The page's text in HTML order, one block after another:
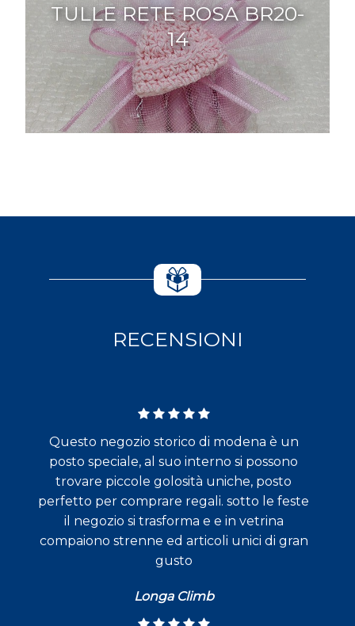
TULLE RETE ROSA BR20-
14
RECENSIONI
Questo negozio storico di modena è un
posto speciale, al suo interno si possono
trovare piccole golosità uniche, posto
perfetto per comprare regali. sotto le feste
il negozio si trasforma e e in vetrina
compaiono strenne ed articoli unici di gran
gusto
Longa Climb